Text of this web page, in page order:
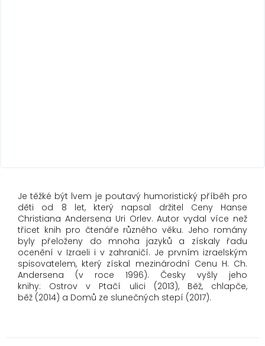
Je těžké být lvem je poutavý humoristický příběh pro
děti od 8 let, který napsal držitel Ceny Hanse
Christiana Andersena Uri Orlev. Autor vydal více než
třicet knih pro čtenáře různého věku. Jeho romány
byly přeloženy do mnoha jazyků a získaly řadu
ocenění v Izraeli i v zahraničí. Je prvním izraelským
spisovatelem, který získal mezinárodní Cenu H. Ch.
Andersena (v roce 1996). Česky vyšly jeho
knihy: Ostrov v Ptačí ulici (2013), Běž, chlapče,
běž (2014) a Domů ze slunečných stepí (2017).